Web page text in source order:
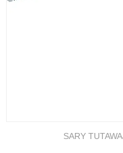
SARY